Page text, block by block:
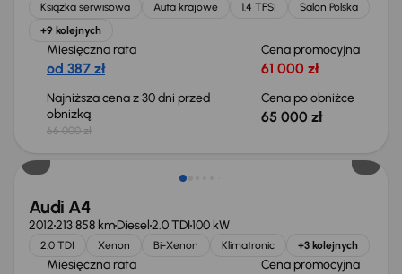
Książka serwisowa Auta krajowe 1.4 TFSI
Salon Polska
+9 kolejnych
Miesięczna rata
od 387 zł
Cena promocyjna
61 000 zł
Najniższa cena z 30 dni przed
obniżką
66 000 zł
Cena po obniżce
65 000 zł
Audi A4
2012213 858 kmDiesel2.0 TDI100 kW
2.0 TDI Xenon Bi-Xenon Klimatronic +3 kolejnych
Miesięczna rata Cena promocyjna